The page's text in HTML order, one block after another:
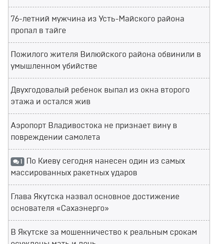
76-летний мужчина из Усть-Майского района
пропал в тайге
Пожилого жителя Вилюйского района обвинили в
умышленном убийстве
Двухгодовалый ребенок выпал из окна второго
этажа и остался жив
Аэропорт Владивостока не признает вину в
повреждении самолета
1 По Киеву сегодня нанесен один из самых
массированных ракетных ударов
Глава Якутска назвал основное достижение
основателя «Сахаэнерго»
В Якутске за мошенничество к реальным срокам